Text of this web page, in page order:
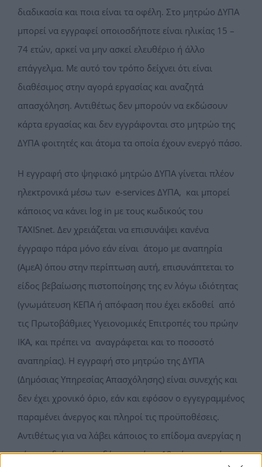
διαδικασία και ποια είναι τα οφέλη. Στο μητρώο ΔΥΠΑ
μπορεί να εγγραφεί οποιοσδήποτε είναι ηλικίας 15 –
74 ετών, αρκεί να μην ασκεί ελευθέριο ή άλλο
επάγγελμα. Με αυτό τον τρόπο δείχνει ότι είναι
διαθέσιμος στην αγορά εργασίας και αναζητά
απασχόληση. Αντιθέτως δεν μπορούν να εκδώσουν
κάρτα εργασίας και δεν εγγράφονται στο μητρώο της
ΔΥΠΑ φοιτητές και άτομα τα οποία έχουν ενεργό πάσο.
Η εγγραφή στο ψηφιακό μητρώο ΔΥΠΑ γίνεται πλέον
ηλεκτρονικά μέσω των e-services ΔΥΠΑ, και μπορεί
κάποιος να κάνει log in με τους κωδικούς του
TAXISnet. Δεν χρειάζεται να επισυνάψει κανένα
έγγραφο πάρα μόνο εάν είναι άτομο με αναπηρία
(ΑμεΑ) όπου στην περίπτωση αυτή, επισυνάπτεται το
είδος βεβαίωσης πιστοποίησης της εν λόγω ιδιότητας
(γνωμάτευση ΚΕΠΑ ή απόφαση που έχει εκδοθεί από
τις Πρωτοβάθμιες Υγειονομικές Επιτροπές του πρώην
ΙΚΑ, και πρέπει να αναγράφεται και το ποσοστό
αναπηρίας). Η εγγραφή στο μητρώο της ΔΥΠΑ
(Δημόσιας Υπηρεσίας Απασχόλησης) είναι συνεχής και
δεν έχει χρονικό όριο, εάν και εφόσον ο εγγεγραμμένος
παραμένει άνεργος και πληροί τις προϋποθέσεις.
Αντιθέτως για να λάβει κάποιος το επίδομα ανεργίας η
μέγιστη διάρκεια επιδότησης είναι 12 μήνες αρκεί να